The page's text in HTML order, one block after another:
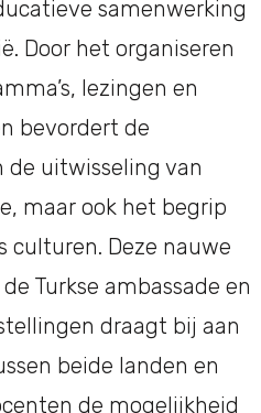
samenwerking
Door het organiseren
lezingen en
bevordert de
de uitwisseling van
maar ook het begrip
culturen. Deze nauwe
Turkse ambassade en
draagt bij aan
beide landen en
de mogelijkheid